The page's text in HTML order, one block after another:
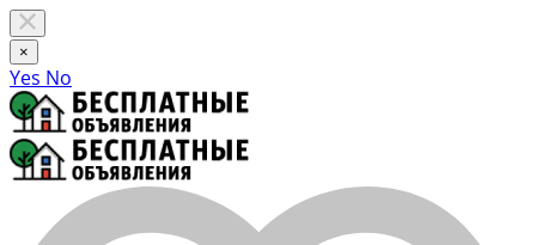
×
Yes No